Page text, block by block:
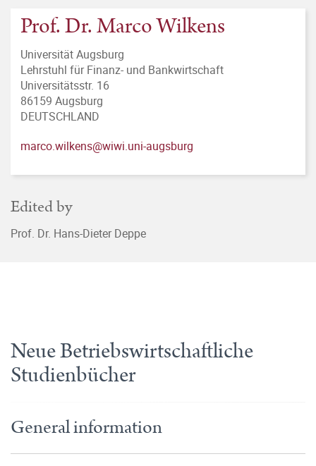
Prof. Dr. Marco Wilkens
Universität Augsburg
Lehrstuhl für Finanz- und Bankwirtschaft
Universitätsstr. 16
86159 Augsburg
DEUTSCHLAND
marco.wilkens@wiwi.uni-augsburg
Edited by
Prof. Dr. Hans-Dieter Deppe
Neue Betriebswirtschaftliche
Studienbücher
General information